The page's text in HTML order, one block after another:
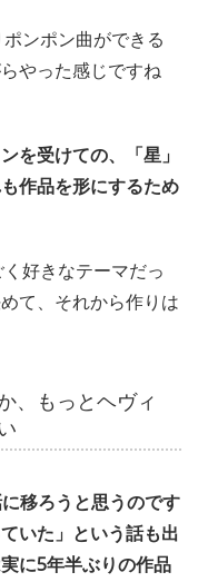
ンポン曲ができる
やった感じですね
受けての、「星」
作品を形にするため
好きなテーマだっ
て、それから作りは
、もっとヘヴィ
移ろうと思うのです
いた」という話も出
に5年半ぶりの作品